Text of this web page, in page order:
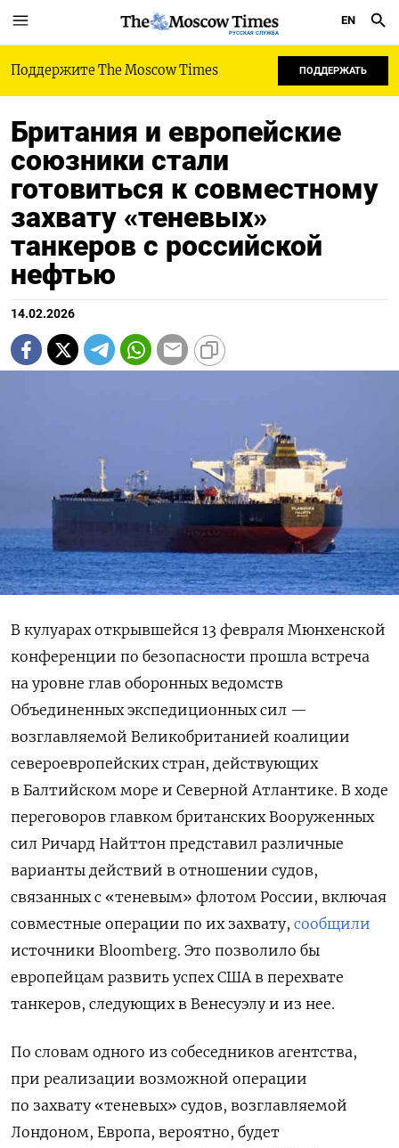
РУССКАЯ СЛУЖБА
EN
Поддержите The Moscow Times ПОДДЕРЖАТЬ
Британия и европейские
союзники стали
готовиться к совместному
захвату «теневых»
танкеров с российской
нефтью
14.02.2026
В кулуарах открывшейся 13 февраля Мюнхенской
конференции по безопасности прошла встреча
на уровне глав оборонных ведомств
Объединенных экспедиционных сил —
возглавляемой Великобританией коалиции
североевропейских стран, действующих
в Балтийском море и Северной Атлантике. В ходе
переговоров главком британских Вооруженных
сил Ричард Найттон представил различные
варианты действий в отношении судов,
связанных с «теневым» флотом России, включая
совместные операции по их захвату, сообщили
источники Bloomberg. Это позволило бы
европейцам развить успех США в перехвате
танкеров, следующих в Венесуэлу и из нее.
По словам одного из собеседников агентства,
при реализации возможной операции
по захвату «теневых» судов, возглавляемой
Лондоном, Европа, вероятно, будет